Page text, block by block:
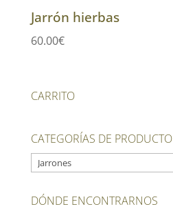
Jarrón hierbas
60.00€
CARRITO
CATEGORÍAS DE PRODUCTO
DÓNDE ENCONTRARNOS